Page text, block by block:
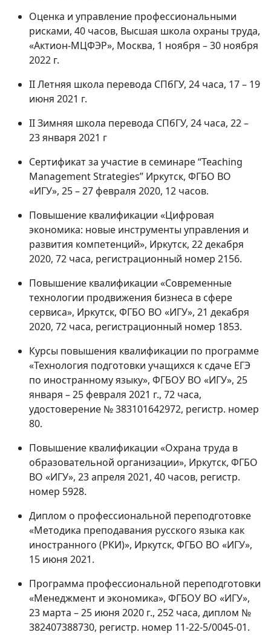
Оценка и управление профессиональными
рисками, 40 часов, Высшая школа охраны труда,
«Актион-МЦФЭР», Москва, 1 ноября – 30 ноября
2022 г.
II Летняя школа перевода СПбГУ, 24 часа, 17 – 19
июня 2021 г.
II Зимняя школа перевода СПбГУ, 24 часа, 22 –
23 января 2021 г
Сертификат за участие в семинаре “Teaching
Management Strategies” Иркутск, ФГБО ВО
«ИГУ», 25 – 27 февраля 2020, 12 часов.
Повышение квалификации «Цифровая
экономика: новые инструменты управления и
развития компетенций», Иркутск, 22 декабря
2020, 72 часа, регистрационный номер 2156.
Повышение квалификации «Современные
технологии продвижения бизнеса в сфере
сервиса», Иркутск, ФГБО ВО «ИГУ», 21 декабря
2020, 72 часа, регистрационный номер 1853.
Курсы повышения квалификации по программе
«Технология подготовки учащихся к сдаче ЕГЭ
по иностранному языку», ФГБОУ ВО «ИГУ», 25
января – 25 февраля 2021 г., 72 часа,
удостоверение № 383101642972, регистр. номер
80.
Повышение квалификации «Охрана труда в
образовательной организации», Иркутск, ФГБО
ВО «ИГУ», 23 апреля 2021, 40 часов, регистр.
номер 5928.
Диплом о профессиональной переподготовке
«Методика преподавания русского языка как
иностранного (РКИ)», Иркутск, ФГБО ВО «ИГУ»,
15 июня 2021.
Программа профессиональной переподготовки
«Менеджмент и экономика», ФГБОУ ВО «ИГУ»,
23 марта – 25 июня 2020 г., 252 часа, диплом №
382407388730, регистр. номер 11-22-5/0045-01.